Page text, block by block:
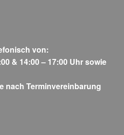
von:
& 14:00 – 17:00 Uhr sowie
nach Terminvereinbarung